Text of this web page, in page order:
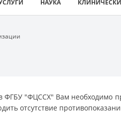
НАУКА
ФГБУ "ФЦССХ" Вам необходимо
отсутствие